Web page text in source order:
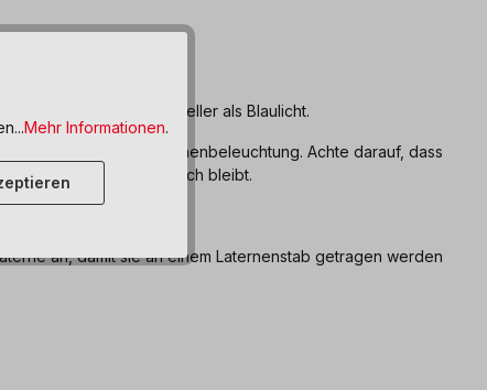
Licht oben auf den Propeller als Blaulicht.
in die Laterne als Innenbeleuchtung. Achte darauf, dass
der Schalter zugänglich bleibt.
an, damit sie an einem Laternenstab getragen werden
Mehr Informationen.